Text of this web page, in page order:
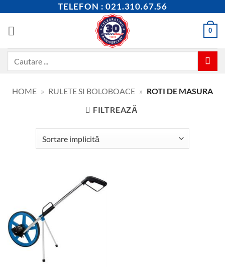
content
TELEFON : 021.310.67.56
0
HOME » RULETE SI BOLOBOACE » ROTI DE MASURA
FILTREAZĂ